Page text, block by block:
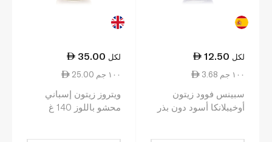
12.50 لكل
3.68 ١٠٠ جم
سبينس فوود زيتون
أوخيبلانكا أسود دون بذر
35.00 لكل
25.00 ١٠٠ جم
ويتروز زيتون إسباني
محشو باللوز 140 غ